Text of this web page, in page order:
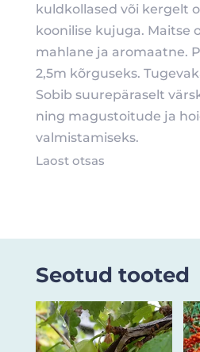
kuldkollased või kergelt
koonilise kujuga. Maitse
mahlane ja aromaatne.
2,5m kõrguseks.
Sobib suurepäraselt
ning magustoitude ja
valmistamiseks.
Laost otsas
Seotud tooted